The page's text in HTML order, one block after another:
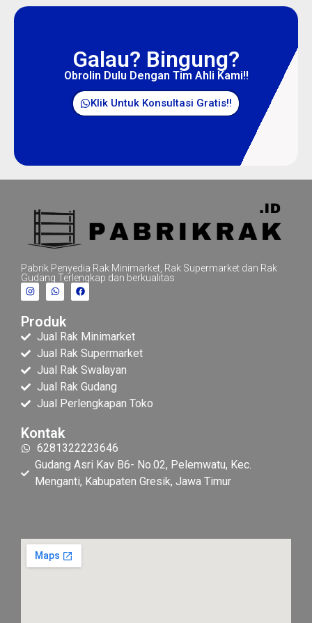
Galau? Bingung?
Obrolin Dulu Dengan Tim Ahli Kami!!
Klik Untuk Konsultasi Gratis!!
Pabrik Penyedia Rak Minimarket, Rak Supermarket dan Rak
Gudang Terlengkap dan berkualitas
Produk
Jual Rak Minimarket
Jual Rak Supermarket
Jual Rak Swalayan
Jual Rak Gudang
Jual Perlengkapan Toko
Kontak
6281322223646
Gudang Asri Kav B6- No.02, Pelemwatu, Kec.
Menganti, Kabupaten Gresik, Jawa Timur